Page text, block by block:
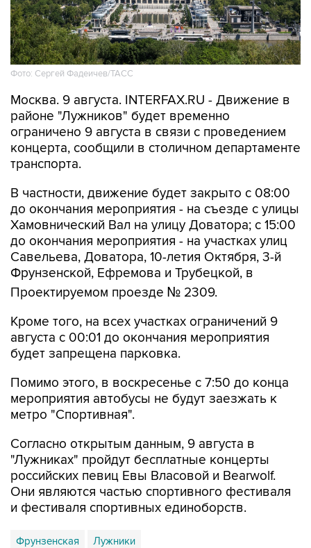
Фото: Сергей Фадеичев/ТАСС
Москва. 9 августа. INTERFAX.RU - Движение в
районе "Лужников" будет временно
ограничено 9 августа в связи с проведением
концерта, сообщили в столичном департаменте
транспорта.
В частности, движение будет закрыто с 08:00
до окончания мероприятия - на съезде с улицы
Хамовнический Вал на улицу Доватора; с 15:00
до окончания мероприятия - на участках улиц
Савельева, Доватора, 10-летия Октября, 3-й
Фрунзенской, Ефремова и Трубецкой, в
Проектируемом проезде № 2309.
Кроме того, на всех участках ограничений 9
августа с 00:01 до окончания мероприятия
будет запрещена парковка.
Помимо этого, в воскресенье с 7:50 до конца
мероприятия автобусы не будут заезжать к
метро "Спортивная".
Согласно открытым данным, 9 августа в
"Лужниках" пройдут бесплатные концерты
российских певиц Евы Власовой и Bearwolf.
Они являются частью спортивного фестиваля
и фестиваля спортивных единоборств.
Фрунзенская Лужники